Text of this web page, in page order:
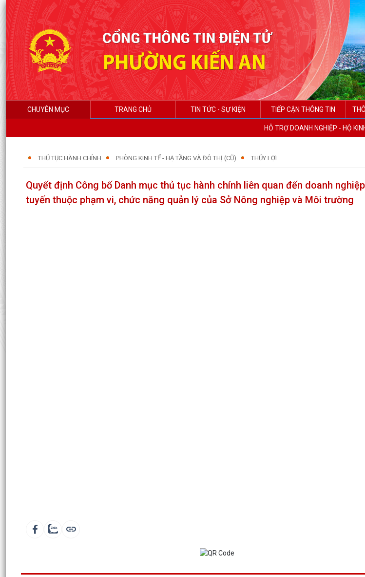
CHUYÊN MỤC TRANG CHỦ TIN TỨC - SỰ KIỆN TIẾP CẬN THÔNG TIN
HỖ TRỢ DOANH NGHIỆP - HỘ
THỦ TỤC HÀNH CHÍNH PHÒNG KINH TẾ - HẠ TẦNG VÀ ĐÔ THỊ (CŨ) THỦY LỢI
Quyết định Công bố Danh mục thủ tục hành chính liên quan đến doanh
tuyến thuộc phạm vi, chức năng quản lý của Sở Nông nghiệp và Môi trường